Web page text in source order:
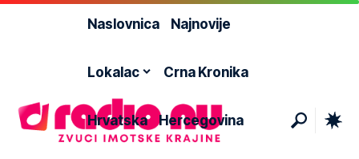
Naslovnica Najnovije
Lokalac Crna Kronika
Hrvatska Hercegovina